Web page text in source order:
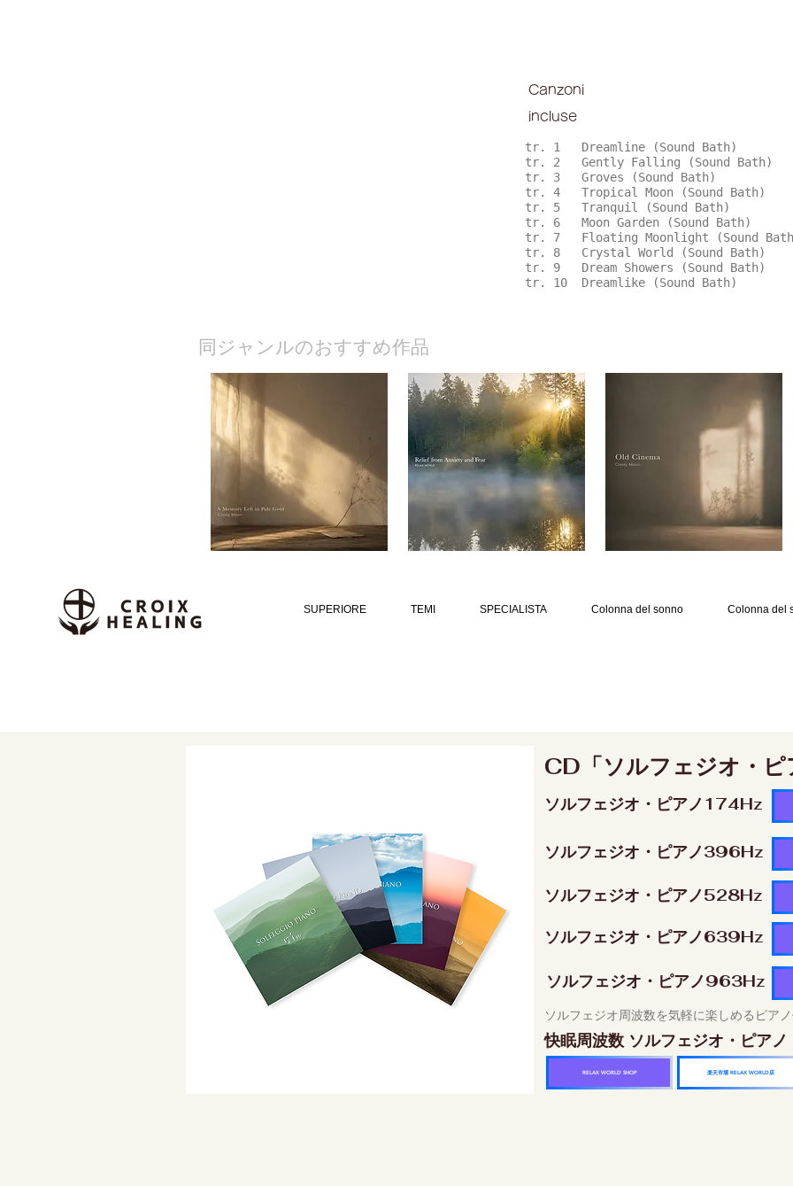
Canzoni
incluse
tr. 1 Dreamline (Sound Bath)
tr. 2 Gently Falling (Sound Bath)
tr. 3 Groves (Sound Bath)
tr. 4 Tropical Moon (Sound Bath)
tr. 5 Tranquil (Sound Bath)
tr. 6 Moon Garden (Sound Bath)
tr. 7 Floating Moonlight (Sound
tr. 8 Crystal World (Sound Bath)
tr. 9 Dream Showers (Sound Bath)
tr. 10 Dreamlike (Sound Bath)
​同ジャンルのおすすめ作品
SUPERIORE TEMI SPECIALISTA Colonna del sonno Colonna del
CD「ソルフェジオ・
ソルフェジオ・ピアノ174Hz
ソルフェジオ・ピアノ396Hz
ソルフェジオ・ピアノ528Hz
ソルフェジオ・ピアノ639Hz
ソルフェジオ・ピアノ963Hz
ソルフェジオ周波数を気軽に楽しめるピア
快眠周波数 ソルフェジオ・ピア
RELAX WORLD SHOP 楽天市場 RELAX WORLD店